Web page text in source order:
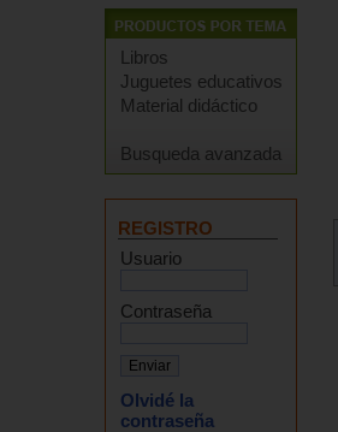
Libros
Juguetes educativos
Material didáctico
Busqueda avanzada
REGISTRO
Usuario
Contraseña
Olvidé la
contraseña